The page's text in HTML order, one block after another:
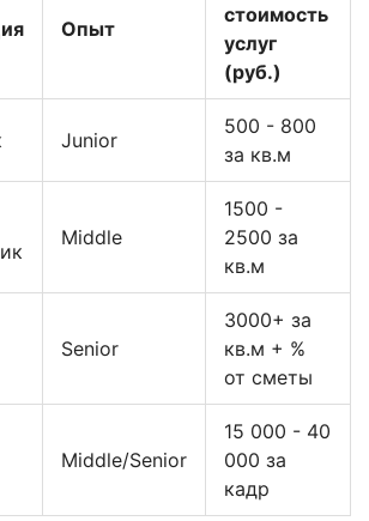
Опыт
стоимость
услуг
(руб.)
Junior
500 - 800
за кв.м
Middle
1500 -
2500 за
кв.м
Senior
3000+ за
кв.м + %
от сметы
Middle/Senior
15 000 - 40
000 за
кадр